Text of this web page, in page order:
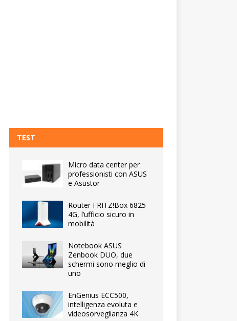
TEST
Micro data center per
professionisti con ASUS
e Asustor
Router FRITZ!Box 6825
4G, l’ufficio sicuro in
mobilità
Notebook ASUS
Zenbook DUO, due
schermi sono meglio di
uno
EnGenius ECC500,
intelligenza evoluta e
videosorveglianza 4K